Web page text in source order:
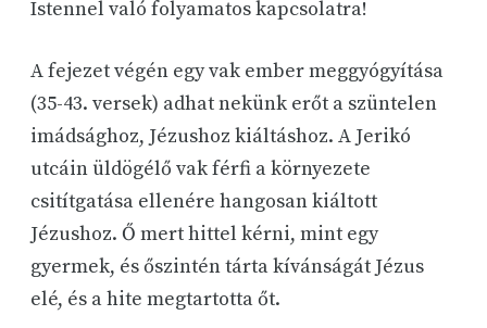
Istennel való folyamatos kapcsolatra!
A fejezet végén egy vak ember meggyógyítása
(35-43. versek) adhat nekünk erőt a szüntelen
imádsághoz, Jézushoz kiáltáshoz. A Jerikó
utcáin üldögélő vak férfi a környezete
csitítgatása ellenére hangosan kiáltott
Jézushoz. Ő mert hittel kérni, mint egy
gyermek, és őszintén tárta kívánságát Jézus
elé, és a hite megtartotta őt.